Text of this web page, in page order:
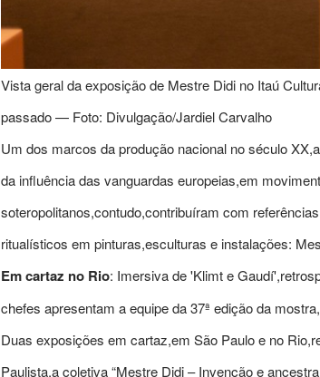
Vista geral da exposição de Mestre Didi no Itaú
passado — Foto: Divulgação/Jardiel Carvalho
Um dos marcos da produção nacional no século
da influência das vanguardas europeias,em
soteropolitanos,contudo,contribuíram com
ritualísticos em pinturas,esculturas e instalações:
Em cartaz no Rio: Imersiva de 'Klimt e
chefes apresentam a equipe da 37ª edição da
Duas exposições em cartaz,em São Paulo e no
Paulista,a coletiva “Mestre Didi – Invenção e